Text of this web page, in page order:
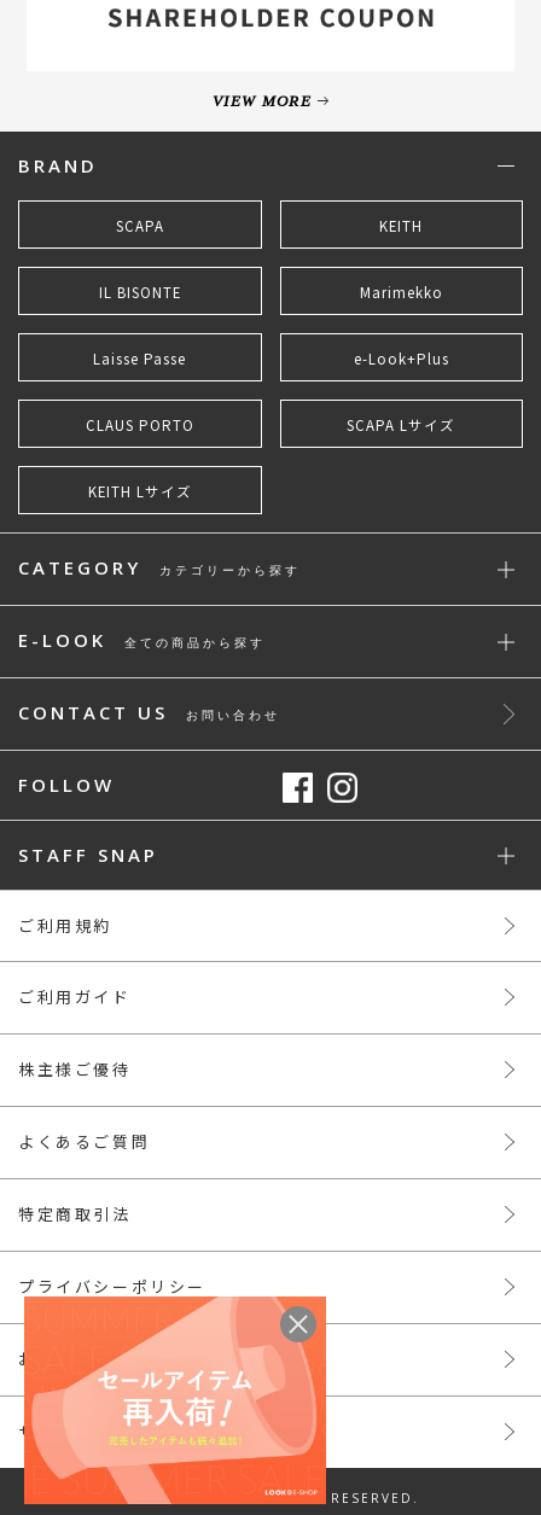
VIEW MORE
BRAND
SCAPA KEITH
IL BISONTE Marimekko
Laisse Passe e-Look+Plus
CLAUS PORTO SCAPA Lサイズ
KEITH Lサイズ
CATEGORY カテゴリーから探す
E-LOOK 全ての商品から探す
CONTACT US お問い合わせ
FOLLOW
STAFF SNAP
ご利用規約
ご利用ガイド
株主様ご優待
よくあるご質問
特定商取引法
プライバシーポリシー
お問い合わせ
サイトマップ
© LOOK INC. ALL RIGHTS RESERVED.